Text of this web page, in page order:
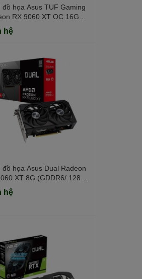
đồ họa Asus TUF Gaming
RX 9060 XT OC 16G
128 bit)
hệ
đồ họa Asus Dual Radeon
XT 8G (GDDR6/ 128
hệ